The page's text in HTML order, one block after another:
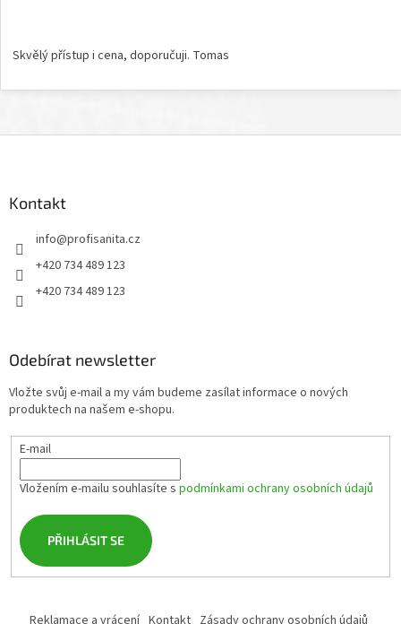
Skvělý přístup i cena, doporučuji. Tomas
Kontakt
info@profisanita.cz
+420 734 489 123
+420 734 489 123
Odebírat newsletter
Vložte svůj e-mail a my vám budeme zasílat informace o nových
produktech na našem e-shopu.
E-mail
Vložením e-mailu souhlasíte s podmínkami ochrany osobních údajů
PŘIHLÁSIT SE
Reklamace a vrácení Kontakt Zásady ochrany osobních údajů